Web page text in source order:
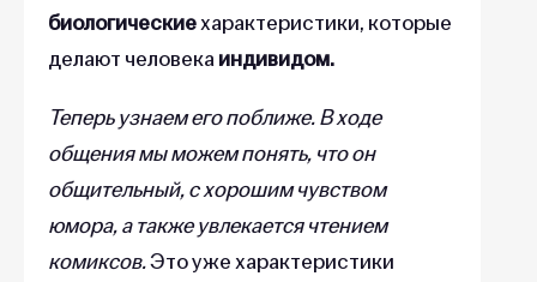
биологическиехарактеристики, которые
делают человека индивидом.
Теперь узнаем его поближе. В ходе
общения мы можем понять, что он
общительный, с хорошим чувством
юмора, а также увлекается чтением
комиксов.Это уже характеристики